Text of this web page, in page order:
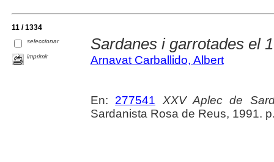
11 / 1334
seleccionar
imprimir
Sardanes i garrotades el
Arnavat Carballido, Albert
En: 277541
XXV Aplec de
Sardanista Rosa de Reus, 1991.